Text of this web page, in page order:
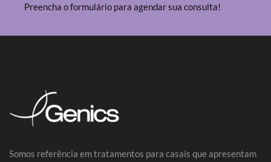
Preencha o formulário para agendar sua consulta!
Somos referência em tratamentos para casais que apresentam